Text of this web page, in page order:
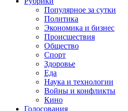
Популярное за сутки
Политика
Экономика и бизнес
Происшествия
Общество
Спорт
Здоровье
Еда
Наука и технологии
Войны и конфликты
Кино
Голосования